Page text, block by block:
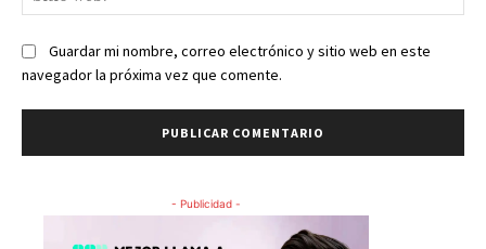
Guardar mi nombre, correo electrónico y sitio web en este
navegador la próxima vez que comente.
- Publicidad -